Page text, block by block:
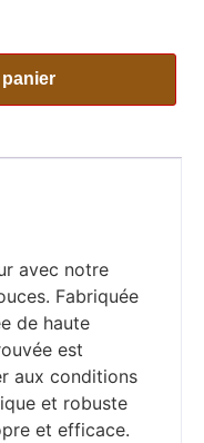
avec notre
Fabriquée
de haute
est
aux conditions
et robuste
et efficace.